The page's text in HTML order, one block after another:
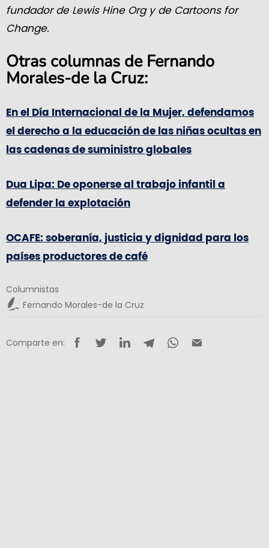
fundador de Lewis Hine Org y de Cartoons for
Change.
Otras columnas de Fernando
Morales-de la Cruz:
En el Día Internacional de la Mujer, defendamos
el derecho a la educación de las niñas ocultas en
las cadenas de suministro globales
Dua Lipa: De oponerse al trabajo infantil a
defender la explotación
OCAFE: soberanía, justicia y dignidad para los
países productores de café
Columnistas
Fernando Morales-de la Cruz
Comparte en: